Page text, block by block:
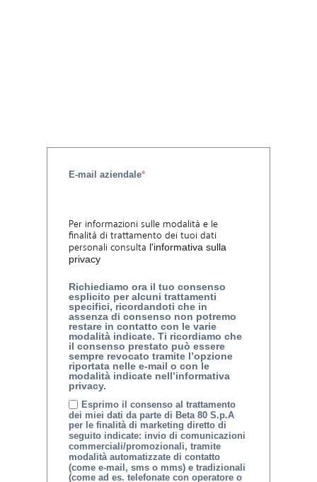
E-mail aziendale*
Per informazioni sulle modalità e le
finalità di trattamento dei tuoi dati
personali consulta l'informativa sulla
privacy
Richiediamo ora il tuo consenso
esplicito per alcuni trattamenti
specifici, ricordandoti che in
assenza di consenso non potremo
restare in contatto con le varie
modalità indicate. Ti ricordiamo che
il consenso prestato può essere
sempre revocato tramite l’opzione
riportata nelle e-mail o con le
modalità indicate nell’informativa
privacy.
Esprimo il consenso al trattamento
dei miei dati da parte di Beta 80 S.p.A
per le finalità di marketing diretto di
seguito indicate: invio di comunicazioni
commerciali/promozionali, tramite
modalità automatizzate di contatto
(come e-mail, sms o mms) e tradizionali
(come ad es. telefonate con operatore o